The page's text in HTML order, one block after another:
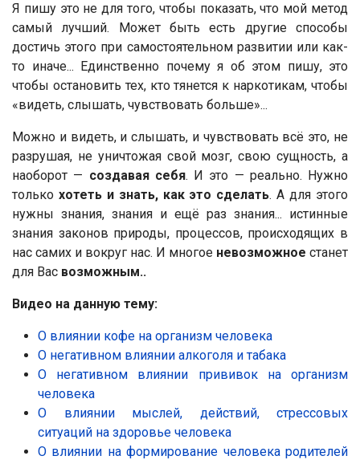
Я пишу это не для того, чтобы показать, что мой метод
самый лучший. Может быть есть другие способы
достичь этого при самостоятельном развитии или как-
то иначе... Единственно почему я об этом пишу, это
чтобы остановить тех, кто тянется к наркотикам, чтобы
«видеть, слышать, чувствовать больше»...
Можно и видеть, и слышать, и чувствовать всё это, не
разрушая, не уничтожая свой мозг, свою сущность, а
наоборот — создавая себя. И это — реально. Нужно
только хотеть и знать, как это сделать. А для этого
нужны знания, знания и ещё раз знания... истинные
знания законов природы, процессов, происходящих в
нас самих и вокруг нас. И многое невозможное станет
для Вас возможным..
Видео на данную тему:
О влиянии кофе на организм человека
О негативном влиянии алкоголя и табака
О негативном влиянии прививок на организм
человека
О влиянии мыслей, действий, стрессовых
ситуаций на здоровье человека
О влиянии на формирование человека родителей